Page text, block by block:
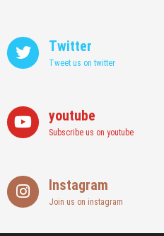
Twitter
Tweet us on twitter
youtube
Subscribe us on youtube
Instagram
Join us on instagram